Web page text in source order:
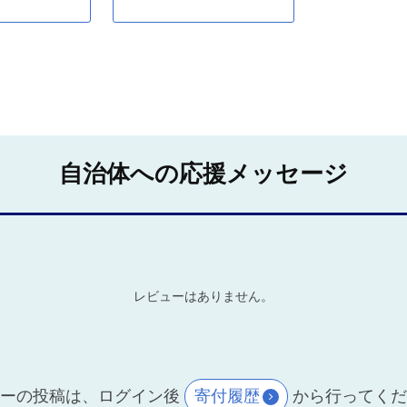
自治体への応援メッセージ
レビューはありません。
の投稿は、ログイン後 寄付履歴 から行ってく